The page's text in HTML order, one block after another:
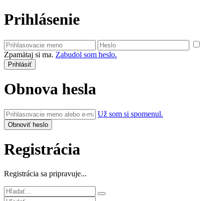
Prihlásenie
Zpamätaj si ma. Zabudol som heslo.
Obnova hesla
Už som si spomenul.
Registrácia
Registrácia sa pripravuje...